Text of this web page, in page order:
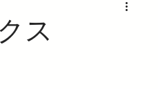
🌱 サステナブル・取り組み
ス